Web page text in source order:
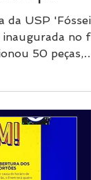
da USP 'Fósseis
no